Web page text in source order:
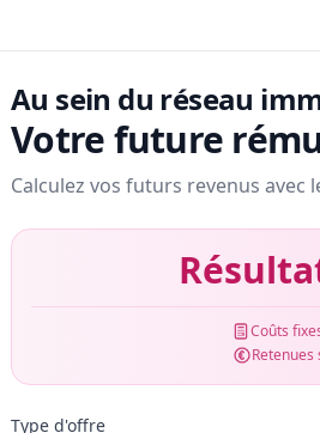
Au sein du réseau
Votre future
Calculez vos futurs revenus avec
Coûts
Retenues
Type d'offre